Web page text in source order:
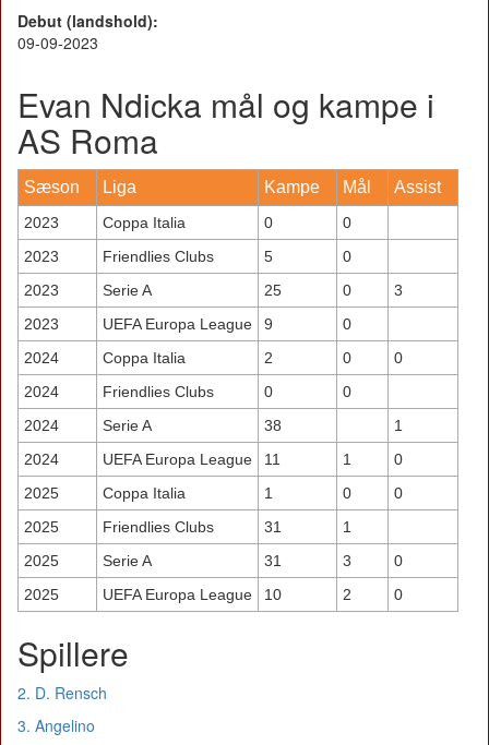
Debut (landshold):
09-09-2023
Evan Ndicka mål og kampe i
AS Roma
Sæson Liga Kampe Mål Assist
2023 Coppa Italia 0
0
2023
Friendlies Clubs 5
0
2023
Serie A 25 0
3
2023
UEFA Europa League 9
0
2024
Coppa Italia 2 0
0
2024
Friendlies Clubs 0
0
2024
Serie A 38
1
2024
UEFA Europa League 11 1
0
2025
Coppa Italia 1 0
0
2025
Friendlies Clubs 31
1
2025
Serie A 31 3
0
2025
UEFA Europa League 10 2 0
Spillere
2. D. Rensch
3. Angelino